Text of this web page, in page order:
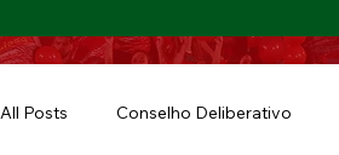
All Posts Conselho Deliberativo